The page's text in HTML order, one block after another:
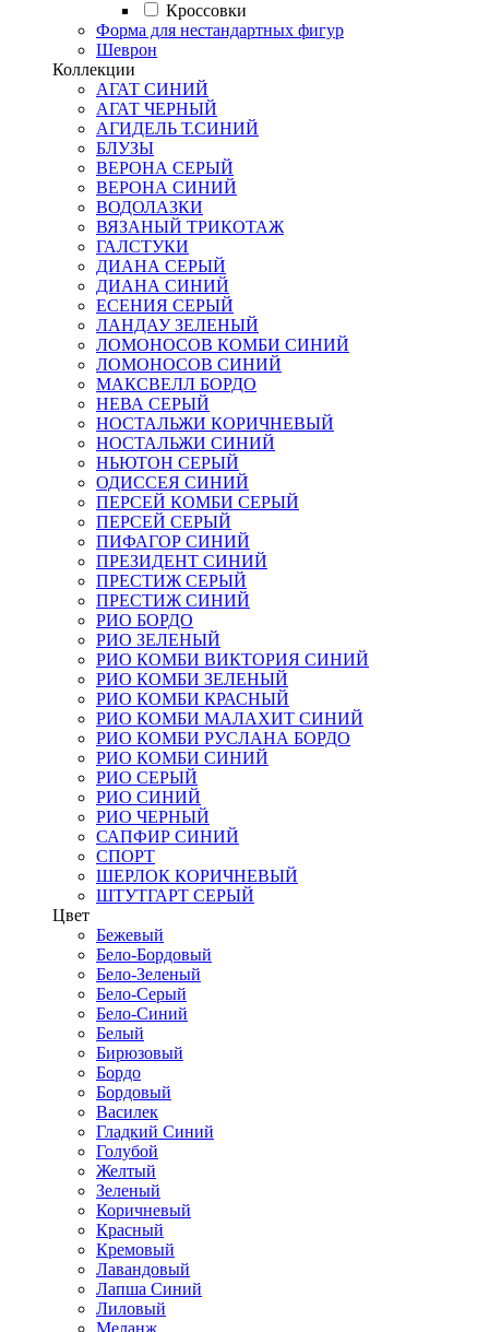
Кроссовки
Форма для нестандартных фигур
Шеврон
Коллекции
АГАТ СИНИЙ
АГАТ ЧЕРНЫЙ
АГИДЕЛЬ Т.СИНИЙ
БЛУЗЫ
ВЕРОНА СЕРЫЙ
ВЕРОНА СИНИЙ
ВОДОЛАЗКИ
ВЯЗАНЫЙ ТРИКОТАЖ
ГАЛСТУКИ
ДИАНА СЕРЫЙ
ДИАНА СИНИЙ
ЕСЕНИЯ СЕРЫЙ
ЛАНДАУ ЗЕЛЕНЫЙ
ЛОМОНОСОВ КОМБИ СИНИЙ
ЛОМОНОСОВ СИНИЙ
МАКСВЕЛЛ БОРДО
НЕВА СЕРЫЙ
НОСТАЛЬЖИ КОРИЧНЕВЫЙ
НОСТАЛЬЖИ СИНИЙ
НЬЮТОН СЕРЫЙ
ОДИССЕЯ СИНИЙ
ПЕРСЕЙ КОМБИ СЕРЫЙ
ПЕРСЕЙ СЕРЫЙ
ПИФАГОР СИНИЙ
ПРЕЗИДЕНТ СИНИЙ
ПРЕСТИЖ СЕРЫЙ
ПРЕСТИЖ СИНИЙ
РИО БОРДО
РИО ЗЕЛЕНЫЙ
РИО КОМБИ ВИКТОРИЯ СИНИЙ
РИО КОМБИ ЗЕЛЕНЫЙ
РИО КОМБИ КРАСНЫЙ
РИО КОМБИ МАЛАХИТ СИНИЙ
РИО КОМБИ РУСЛАНА БОРДО
РИО КОМБИ СИНИЙ
РИО СЕРЫЙ
РИО СИНИЙ
РИО ЧЕРНЫЙ
САПФИР СИНИЙ
СПОРТ
ШЕРЛОК КОРИЧНЕВЫЙ
ШТУТГАРТ СЕРЫЙ
Цвет
Бежевый
Бело-Бордовый
Бело-Зеленый
Бело-Серый
Бело-Синий
Белый
Бирюзовый
Бордо
Бордовый
Василек
Гладкий Синий
Голубой
Желтый
Зеленый
Коричневый
Красный
Кремовый
Лавандовый
Лапша Синий
Лиловый
Меланж